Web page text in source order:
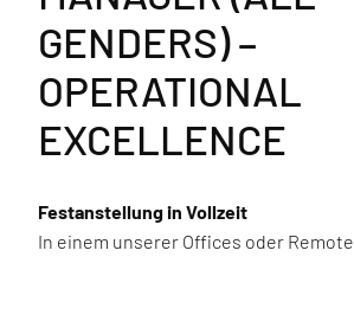
GENDERS) –
OPERATIONAL
EXCELLENCE
Festanstellung in Vollzeit
In einem unserer Offices oder Remote